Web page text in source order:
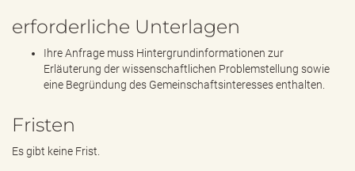
erforderliche Unterlagen
Ihre Anfrage muss Hintergrundinformationen zur
Erläuterung der wissenschaftlichen Problemstellung sowie
eine Begründung des Gemeinschaftsinteresses enthalten.
Fristen
Es gibt keine Frist.